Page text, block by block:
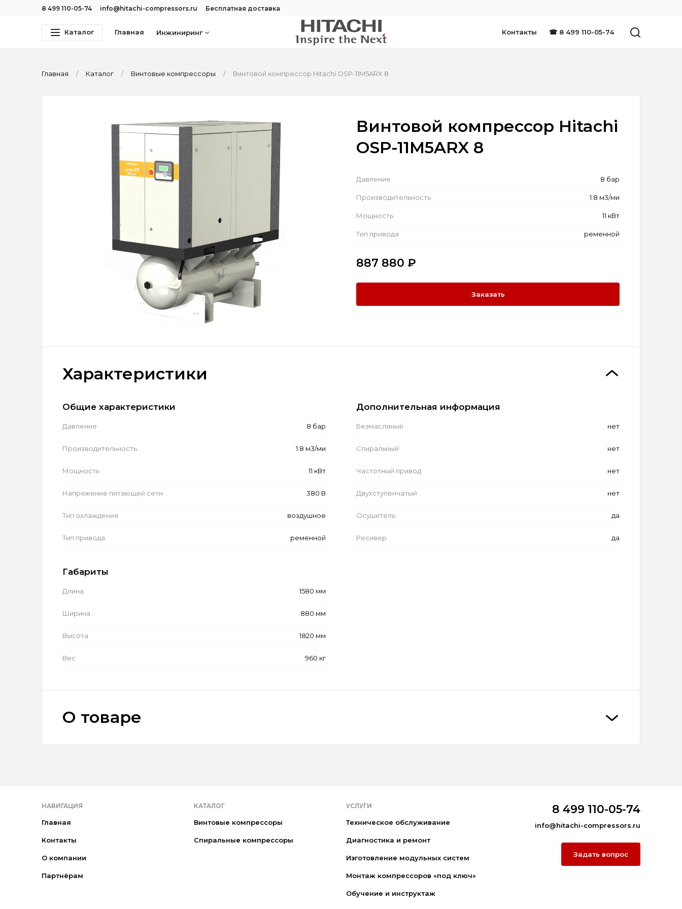
8 499 110-05-74 info@hitachi-compressors.ru Бесплатная доставка
Каталог Главная Инжиниринг Контакты ☎ 8 499 110-05-74
Главная Каталог Винтовые компрессоры Винтовой компрессор Hitachi OSP-11M5ARX 8
Винтовой компрессор Hitachi
OSP-11M5ARX 8
Давление 8 бар
Производительность 1.8 м3/ми
Мощность 11 кВт
Тип привода ременной
887 880 ₽
Заказать
Характеристики
Общие характеристики
Давление 8 бар
Производительность 1.8 м3/ми
Мощность 11 кВт
Напряжение питающей сети 380 В
Тип охлаждения воздушное
Тип привода ременной
Дополнительная информация
Безмасляный нет
Спиральный нет
Частотный привод нет
Двухступенчатый нет
Осушитель да
Ресивер да
Габариты
Длина 1580 мм
Ширина 880 мм
Высота 1820 мм
Вес 960 кг
О товаре
НАВИГАЦИЯ
Главная
Контакты
О компании
Партнёрам
КАТАЛОГ
Винтовые компрессоры
Спиральные компрессоры
УСЛУГИ
Техническое обслуживание
Диагностика и ремонт
Изготовление модульных систем
Монтаж компрессоров «под ключ»
Обучение и инструктаж
8 499 110-05-74
info@hitachi-compressors.ru
Задать вопрос